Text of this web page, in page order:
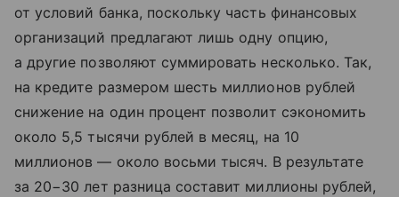
от условий банка, поскольку часть финансовых
организаций предлагают лишь одну опцию,
а другие позволяют суммировать несколько. Так,
на кредите размером шесть миллионов рублей
снижение на один процент позволит сэкономить
около 5,5 тысячи рублей в месяц, на 10
миллионов — около восьми тысяч. В результате
за 20−30 лет разница составит миллионы рублей,